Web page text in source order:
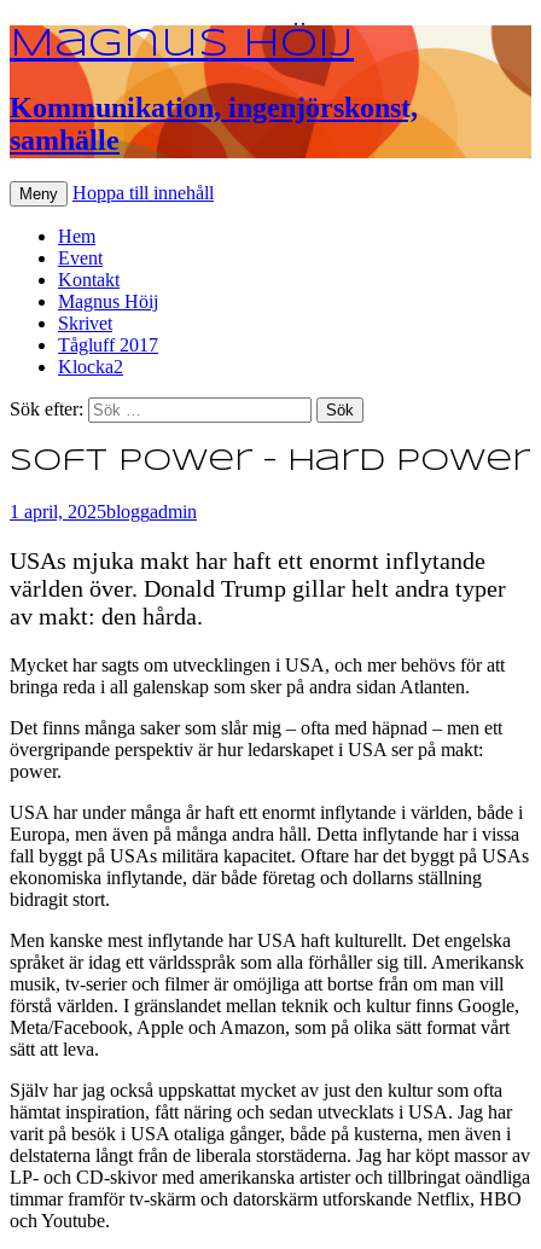
Magnus Höij
Kommunikation, ingenjörskonst,
samhälle
Meny Hoppa till innehåll
Hem
Event
Kontakt
Magnus Höij
Skrivet
Tågluff 2017
Klocka2
Sök efter:
Soft power – hard power
1 april, 2025bloggadmin
USAs mjuka makt har haft ett enormt inflytande
världen över. Donald Trump gillar helt andra typer
av makt: den hårda.
Mycket har sagts om utvecklingen i USA, och mer behövs för att
bringa reda i all galenskap som sker på andra sidan Atlanten.
Det finns många saker som slår mig – ofta med häpnad – men ett
övergripande perspektiv är hur ledarskapet i USA ser på makt:
power.
USA har under många år haft ett enormt inflytande i världen, både i
Europa, men även på många andra håll. Detta inflytande har i vissa
fall byggt på USAs militära kapacitet. Oftare har det byggt på USAs
ekonomiska inflytande, där både företag och dollarns ställning
bidragit stort.
Men kanske mest inflytande har USA haft kulturellt. Det engelska
språket är idag ett världsspråk som alla förhåller sig till. Amerikansk
musik, tv-serier och filmer är omöjliga att bortse från om man vill
förstå världen. I gränslandet mellan teknik och kultur finns Google,
Meta/Facebook, Apple och Amazon, som på olika sätt format vårt
sätt att leva.
Själv har jag också uppskattat mycket av just den kultur som ofta
hämtat inspiration, fått näring och sedan utvecklats i USA. Jag har
varit på besök i USA otaliga gånger, både på kusterna, men även i
delstaterna långt från de liberala storstäderna. Jag har köpt massor av
LP- och CD-skivor med amerikanska artister och tillbringat oändliga
timmar framför tv-skärm och datorskärm utforskande Netflix, HBO
och Youtube.